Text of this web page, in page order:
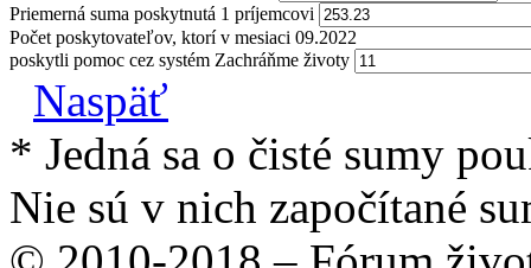
Priemerná suma poskytnutá 1 príjemcovi
Počet poskytovateľov, ktorí v mesiaci 09.2022
poskytli pomoc cez systém Zachráňme životy
Naspäť
* Jedná sa o čisté sumy
Nie sú v nich započítané